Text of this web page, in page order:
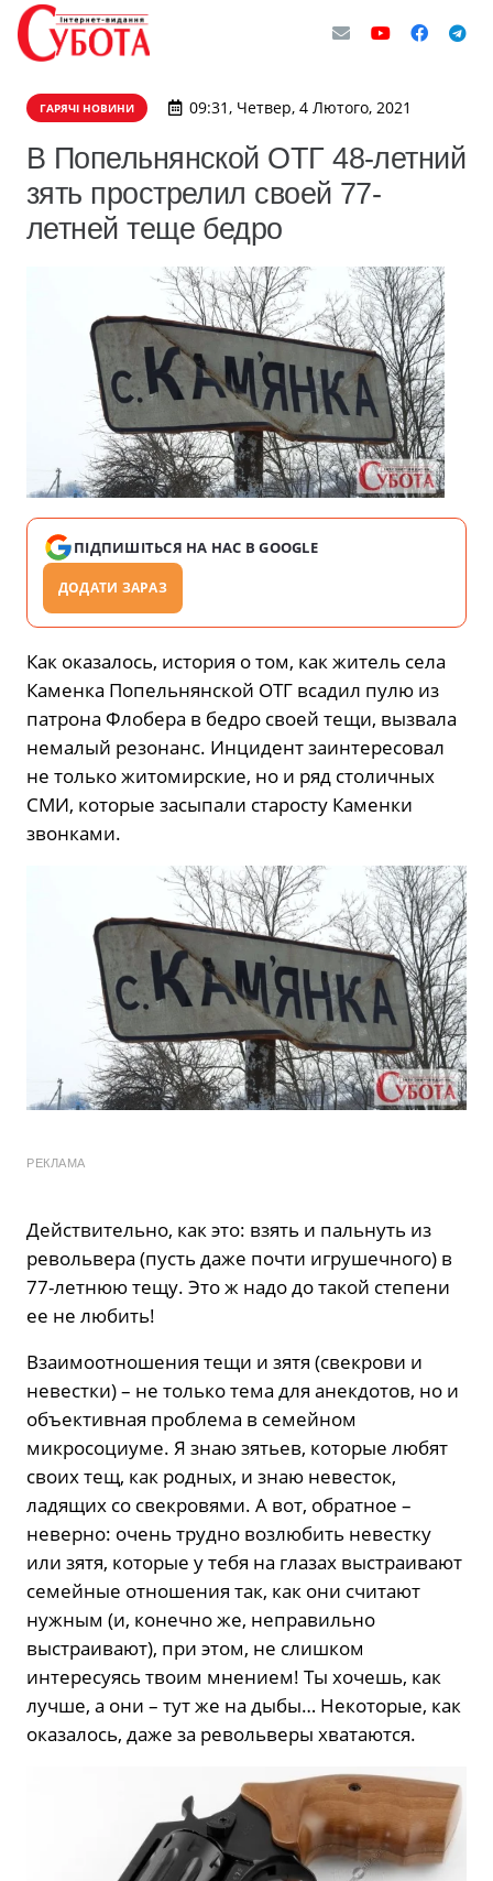
ГАРЯЧІ НОВИНИ 09:31, Четвер, 4 Лютого, 2021
В Попельнянской ОТГ 48-летний
зять прострелил своей 77-
летней теще бедро
ПІДПИШІТЬСЯ НА НАС В GOOGLE
ДОДАТИ ЗАРАЗ
Как оказалось, история о том, как житель села
Каменка Попельнянской ОТГ всадил пулю из
патрона Флобера в бедро своей тещи, вызвала
немалый резонанс. Инцидент заинтересовал
не только житомирские, но и ряд столичных
СМИ, которые засыпали старосту Каменки
звонками.
РЕКЛАМА
Действительно, как это: взять и пальнуть из
револьвера (пусть даже почти игрушечного) в
77-летнюю тещу. Это ж надо до такой степени
ее не любить!
Взаимоотношения тещи и зятя (свекрови и
невестки) – не только тема для анекдотов, но и
объективная проблема в семейном
микросоциуме. Я знаю зятьев, которые любят
своих тещ, как родных, и знаю невесток,
ладящих со свекровями. А вот, обратное –
неверно: очень трудно возлюбить невестку
или зятя, которые у тебя на глазах выстраивают
семейные отношения так, как они считают
нужным (и, конечно же, неправильно
выстраивают), при этом, не слишком
интересуясь твоим мнением! Ты хочешь, как
лучше, а они – тут же на дыбы… Некоторые, как
оказалось, даже за револьверы хватаются.